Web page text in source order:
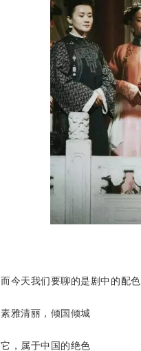
而今天我们要聊的是剧中的配色
素雅清丽，倾国倾城
它，属于中国的绝色